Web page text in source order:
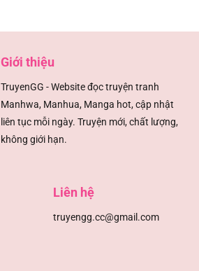
Giới thiệu
TruyenGG - Website đọc truyện tranh
Manhwa, Manhua, Manga hot, cập nhật
liên tục mỗi ngày. Truyện mới, chất lượng,
không giới hạn.
Liên hệ
truyengg.cc@gmail.com